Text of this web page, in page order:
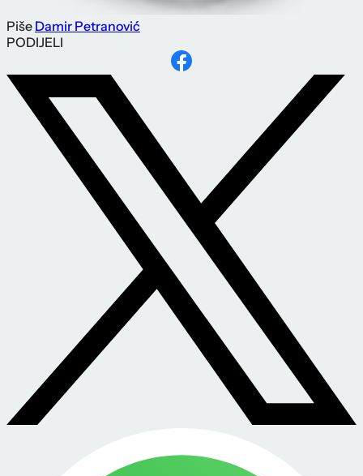
Piše Damir Petranović
PODIJELI